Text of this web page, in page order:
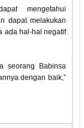
mengetahui
dapat melakukan
ada hal-hal negatif
seorang Babinsa
dengan baik,”